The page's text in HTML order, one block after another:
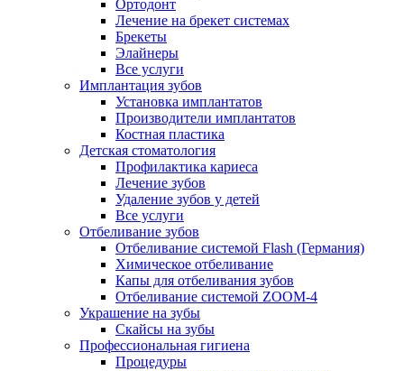
Ортодонт
Лечение на брекет системах
Брекеты
Элайнеры
Все услуги
Имплантация зубов
Установка имплантатов
Производители имплантатов
Костная пластика
Детская стоматология
Профилактика кариеса
Лечение зубов
Удаление зубов у детей
Все услуги
Отбеливание зубов
Отбеливание системой Flash (Германия)
Химическое отбеливание
Капы для отбеливания зубов
Отбеливание системой ZOOM-4
Украшение на зубы
Скайсы на зубы
Профессиональная гигиена
Процедуры